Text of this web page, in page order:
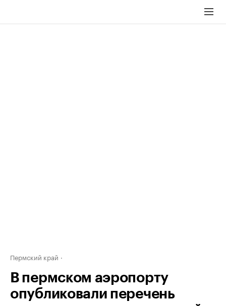
Пермский край
В пермском аэропорту
опубликовали перечень